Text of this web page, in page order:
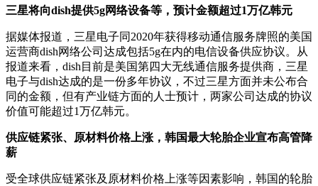
三星将向dish提供5g网络设备等，预计金额超过1万亿韩元
据媒体报道，三星电子同2020年获得移动通信服务牌照的美国
运营商dish网络公司达成包括5g在内的电信设备供应协议。从
报道来看，dish目前是美国第四大无线通信服务提供商，三星
电子与dish达成的是一份多年协议，不过三星方面并未公布合
同的金额，但有产业链方面的人士预计，两家公司达成的协议
价值可能超过1万亿韩元。
供应链紧张、原材料价格上涨，韩国最大轮胎企业宣布高管降
薪
受全球供应链紧张及原材料价格上涨等因素影响，韩国的轮胎